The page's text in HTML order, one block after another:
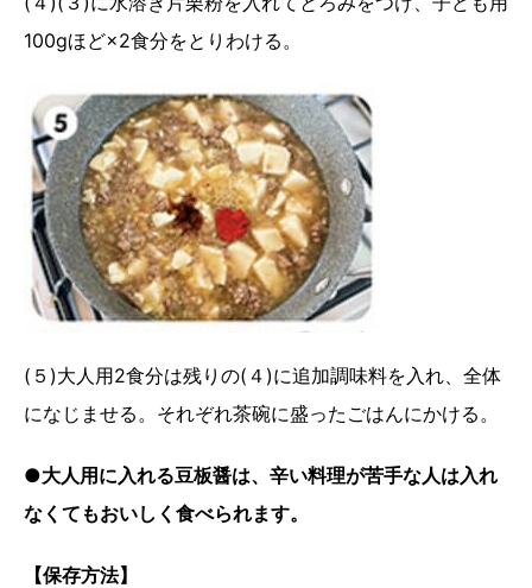
100gほど×2食分をとりわける。
(５)大人用2食分は残りの(４)に追加調味料を入れ、全体
になじませる。それぞれ茶碗に盛ったごはんにかける。
●大人用に入れる豆板醤は、辛い料理が苦手な人は入れ
なくてもおいしく食べられます。
【保存方法】